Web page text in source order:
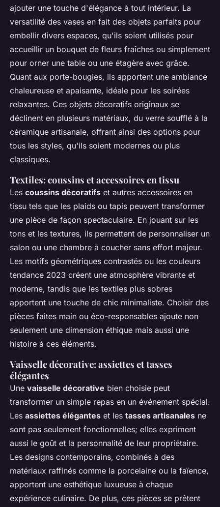
ajouter une touche d'élégance à tout intérieur. La
versatilité des vases en fait des objets parfaits pour
embellir divers espaces, qu'ils soient utilisés pour
accueillir un bouquet de fleurs fraîches ou simplement
pour orner une table ou une étagère avec grâce.
Quant aux porte-bougies, ils apportent une ambiance
chaleureuse et apaisante, idéale pour les soirées
relaxantes. Ces objets décoratifs originaux se
déclinent en plusieurs matériaux, du verre soufflé à la
céramique artisanale, offrant ainsi des options pour
tous les styles, qu'ils soient modernes ou plus
classiques.
Textiles: coussins et accessoires en tissu
Les coussins décoratifs et autres accessoires en
tissu tels que les plaids ou tapis peuvent transformer
une pièce de façon spectaculaire. En jouant sur les
tons et les textures, ils permettent de personnaliser un
salon ou une chambre à coucher sans effort majeur.
Les motifs géométriques contrastés ou les couleurs
tendance 2023 créent une atmosphère vibrante et
moderne, tandis que les textiles plus sobres
apportent une touche de chic minimaliste. Choisir des
pièces faites main ou éco-responsables ajoute non
seulement une dimension éthique mais aussi une
histoire à ces éléments.
Vaisselle décorative: assiettes et tasses
élégantes
Une vaisselle décorative bien choisie peut
transformer un simple repas en un événement spécial.
Les assiettes élégantes et les tasses artisanales ne
sont pas seulement fonctionnelles; elles expriment
aussi le goût et la personnalité de leur propriétaire.
Les designs contemporains, combinés à des
matériaux raffinés comme la porcelaine ou la faïence,
apportent une esthétique luxueuse à chaque
expérience culinaire. De plus, ces pièces se prêtent